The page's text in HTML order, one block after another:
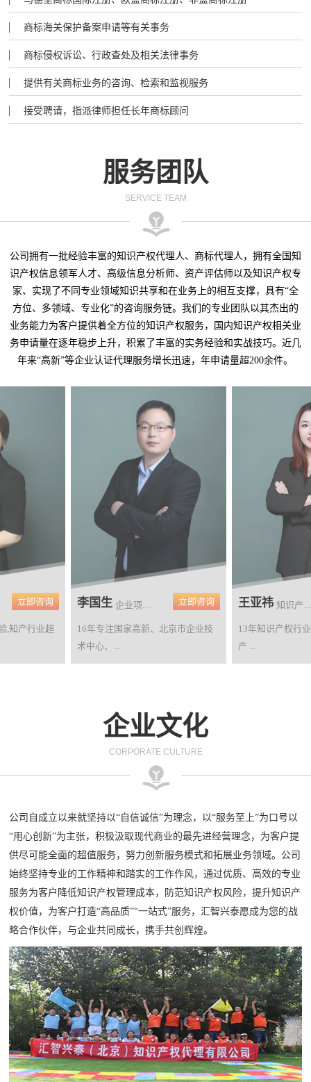
商标海关保护备案申请等有关事务
商标侵权诉讼、行政查处及相关法律事务
提供有关商标业务的咨询、检索和监视服务
接受聘请，指派律师担任长年商标顾问
服务团队
SERVICE TEAM
公司拥有一批经验丰富的知识产权代理人、商标代理人，拥有全国知
识产权信息领军人才、高级信息分析师、资产评估师以及知识产权专
家、实现了不同专业领域知识共享和在业务上的相互支撑，具有“全
方位、多领域、专业化”的咨询服务链。我们的专业团队以其杰出的
业务能力为客户提供着全方位的知识产权服务，国内知识产权相关业
务申请量在逐年稳步上升，积累了丰富的实务经验和实战技巧。近几
年来“高新”等企业认证代理服务增长迅速，年申请量超200余件。
立即咨询
,知产行业超
李国生 企业项目申报主管 立即咨询
16年专注国家高新、北京市企业技
术中心、...
王亚祎 知识产权培
13年知识产权行
产 ...
企业文化
CORPORATE CULTURE
公司自成立以来就坚持以“自信诚信”为理念，以“服务至上”为口号以
“用心创新”为主张，积极汲取现代商业的最先进经营理念，为客户提
供尽可能全面的超值服务，努力创新服务模式和拓展业务领域。公司
始终坚持专业的工作精神和踏实的工作作风，通过优质、高效的专业
服务为客户降低知识产权管理成本，防范知识产权风险，提升知识产
权价值，为客户打造“高品质”“一站式”服务，汇智兴泰愿成为您的战
略合作伙伴，与企业共同成长，携手共创辉煌。